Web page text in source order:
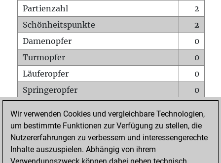
Partienzahl
2
Schönheitspunkte
2
Damenopfer
0
Turmopfer
0
Läuferopfer
0
Springeropfer
0
Matt auf vollem Brett
0
Bauer setzt Matt
0
Erstickte Matts
Wir verwenden Cookies und vergleichbare Technologien,
um bestimmte Funktionen zur Verfügung zu stellen, die
Nutzererfahrungen zu verbessern und interessengerechte
Inhalte auszuspielen. Abhängig von ihrem